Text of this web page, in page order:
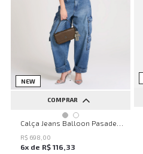
NEW
COMPRAR
32 34 36 38
40
42
...
R$ 698 00
6x de R$ 116,33